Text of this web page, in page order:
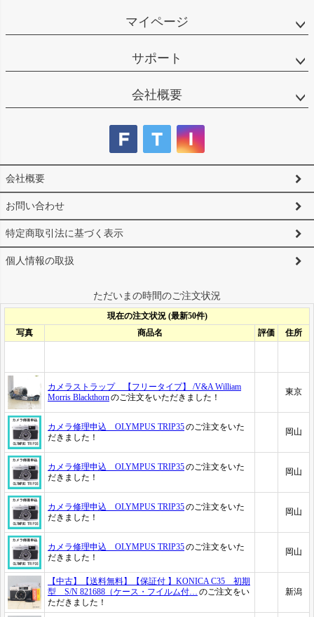
マイページ
サポート
会社概要
会社概要
お問い合わせ
特定商取引法に基づく表示
個人情報の取扱
ただいまの時間のご注文状況